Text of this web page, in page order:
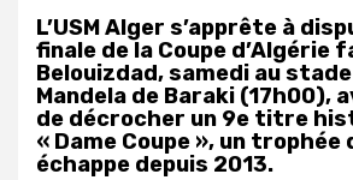
L’USM Alger s’apprête à
finale de la Coupe d’Algérie
Belouizdad, samedi au
Mandela de Baraki (17h00),
de décrocher un 9e titre
« Dame Coupe », un trophée
échappe depuis 2013.